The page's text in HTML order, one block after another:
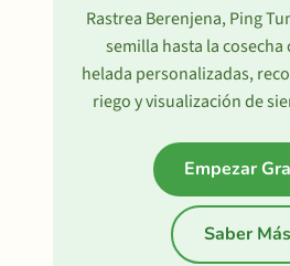
Rastrea Berenjena, Ping
semilla hasta la cosecha
helada personalizadas,
riego y visualización de
Empezar
Saber Más